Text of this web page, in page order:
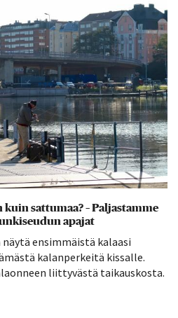
sattumaa? – Paljastamme
apajat
näytä ensimmäistä kalaasi
kalanperkeitä kissalle.
liittyvästä taikauskosta.